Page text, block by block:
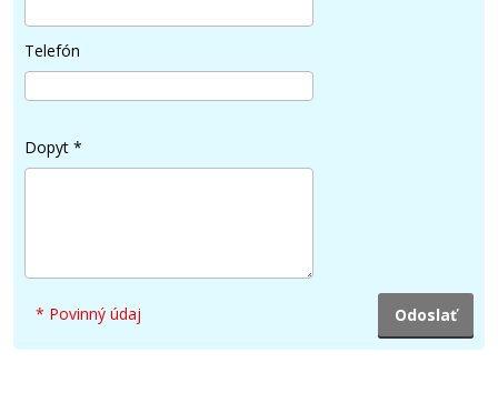
Originálna fľaša Canon GI-490 BK (čierna)
Telefón
Dopyt *
* Povinný údaj